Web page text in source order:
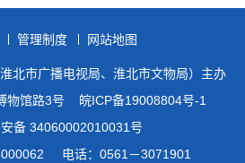
管理制度 网站地图
北市广播电视局、淮北市文物局）主办
物馆路3号
皖ICP备19008804号-1
备 34060002010031号
电话：0561－3071901